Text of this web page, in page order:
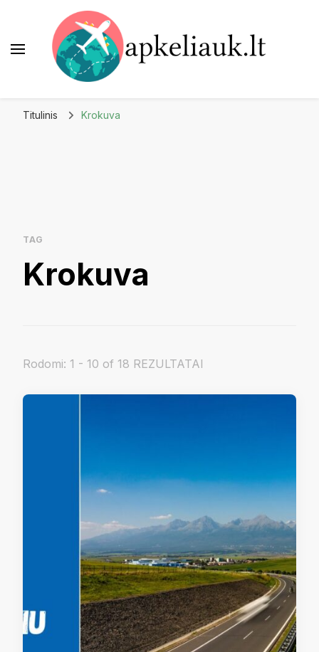
Titulinis Krokuva
TAG
Krokuva
Rodomi: 1 - 10 of 18 REZULTATAI